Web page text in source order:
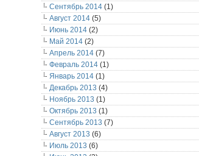
Сентябрь 2014 (1)
Август 2014 (5)
Июнь 2014 (2)
Май 2014 (2)
Апрель 2014 (7)
Февраль 2014 (1)
Январь 2014 (1)
Декабрь 2013 (4)
Ноябрь 2013 (1)
Октябрь 2013 (1)
Сентябрь 2013 (7)
Август 2013 (6)
Июль 2013 (6)